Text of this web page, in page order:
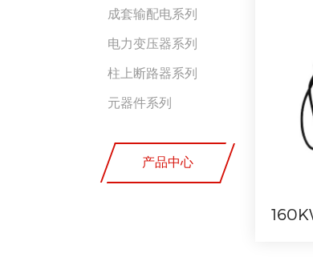
成套输配电系列
电力变压器系列
柱上断路器系列
元器件系列
产品中心